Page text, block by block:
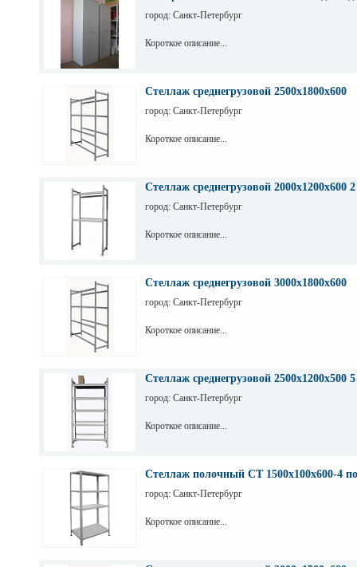
город: Санкт-Петербург
Короткое описание...
Стеллаж среднегрузовой 2500х1800х600
город: Санкт-Петербург
Короткое описание...
Стеллаж среднегрузовой 2000х1200х600
город: Санкт-Петербург
Короткое описание...
Стеллаж среднегрузовой 3000х1800х600
город: Санкт-Петербург
Короткое описание...
Стеллаж среднегрузовой 2500х1200х500
город: Санкт-Петербург
Короткое описание...
Стеллаж полочный СТ 1500х100х600-4
город: Санкт-Петербург
Короткое описание...